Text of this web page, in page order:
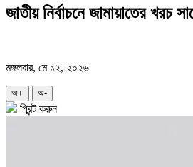
জাতীয় নির্বাচনে জামায়াতের খরচ
মঙ্গলবার, মে ১২, ২০২৬
অ+ অ-
প্রিন্ট করুন